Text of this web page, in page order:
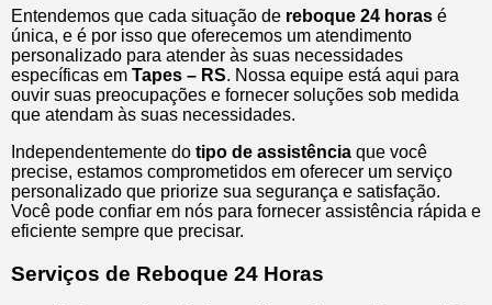
Entendemos que cada situação de reboque 24 horas é
única, e é por isso que oferecemos um atendimento
personalizado para atender às suas necessidades
específicas em Tapes – RS. Nossa equipe está aqui para
ouvir suas preocupações e fornecer soluções sob medida
que atendam às suas necessidades.
Independentemente do tipo de assistência que você
precise, estamos comprometidos em oferecer um serviço
personalizado que priorize sua segurança e satisfação.
Você pode confiar em nós para fornecer assistência rápida e
eficiente sempre que precisar.
Serviços de Reboque 24 Horas